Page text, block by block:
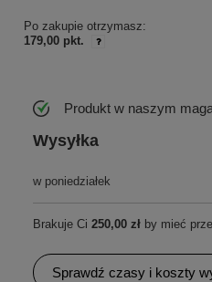
Po zakupie otrzymasz:
179,00 pkt.
Produkt w naszym
Wysyłka
w poniedziałek
Brakuje Ci 250,00 zł by mieć
Sprawdź czasy i koszty